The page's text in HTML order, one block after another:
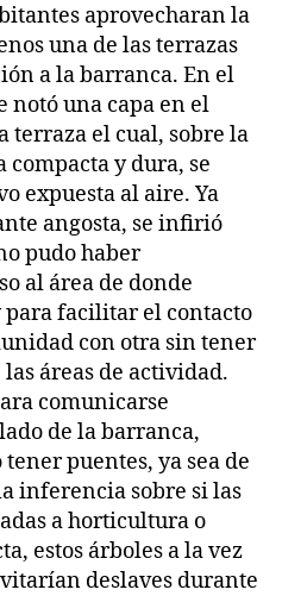
aprovecharan la
una de las terrazas
a la barranca. En el
notó una capa en el
terraza el cual, sobre la
compacta y dura, se
expuesta al aire. Ya
angosta, se infirió
pudo haber
al área de donde
para facilitar el contacto
con otra sin tener
áreas de actividad.
comunicarse
de la barranca,
puentes, ya sea de
inferencia sobre si las
a horticultura o
estos árboles a la vez
deslaves durante